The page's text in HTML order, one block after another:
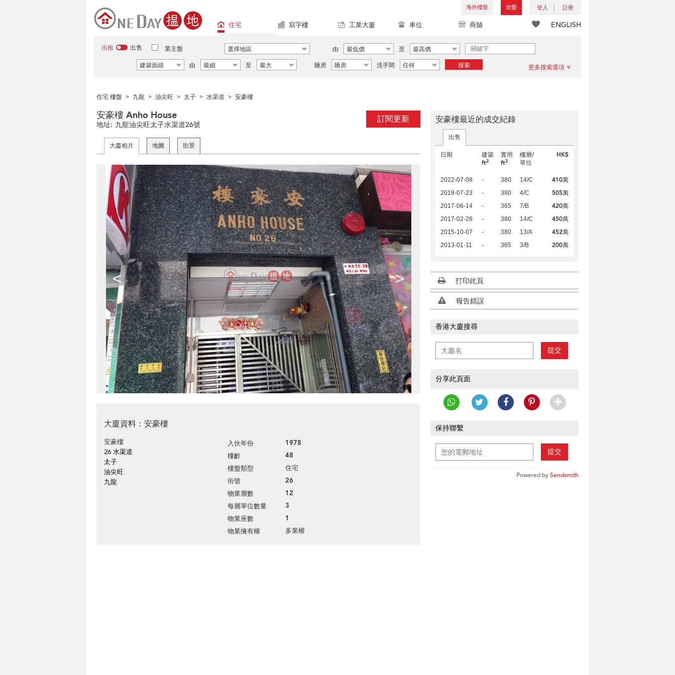
海外樓盤 放盤 登入 註冊
ENGLISH
住宅 寫字樓 工業大廈 車位 商舖
出租 出售 業主盤 選擇地區 由 最低價 至
最高價
建築面績
由 最細 至 最大 睡房 睡房 洗手間 任何 搜索 更多搜索選項
住宅 樓盤 > 九龍 > 油尖旺 > 太子 > 水渠道 > 安豪樓
訂閱更新
安豪樓 Anho House
地址: 九龍油尖旺太子水渠道26號
大廈相片 地圖 街景
< >
大廈資料：安豪樓
安豪樓
26 水渠道
太子
油尖旺
九龍
入伙年份 1978
樓齡 48
樓盤類型 住宅
街號 26
物業層數 12
每層單位數量 3
物業座數 1
物業擁有權 多業權
安豪樓最近的成交紀錄
出售
日期
建築
ft2
實用
ft2
樓層/
單位
HK$
2022-07-08 - 380 14/C 410萬
2018-07-23 - 380 4/C 505萬
2017-06-14 - 365 7/B 420萬
2017-02-28 - 380 14/C 450萬
2015-10-07 - 380 13/A 452萬
2013-01-11 - 365 3/B 200萬
打印此頁
報告錯誤
香港大廈搜尋
提交
分享此頁面
保持聯繫
提交
Powered bySendsmith